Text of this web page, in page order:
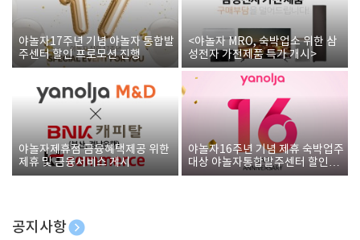
야놀자17주년 기념 야놀자 통합발
주센터 할인 프로모션 진행
<야놀자 MRO, 숙박업소 위한 삼
성전자 가전제품 특가 개시>
야놀자제휴점 금융혜택제공 위한
제휴 및 금융서비스 게시
야놀자16주년 기념 제휴 숙박업주
대상 야놀자통합발주센터 할인쿠
폰 증정
공지사항
[호텔업] 개인정보 처리방침 개정본2 (19.09.02)